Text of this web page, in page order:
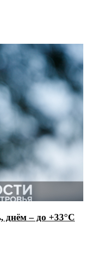
днём – до +33°С